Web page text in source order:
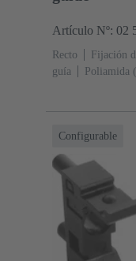
Artículo Nº: 02
Recto
Fijación
guía
Poliamida
Configurable